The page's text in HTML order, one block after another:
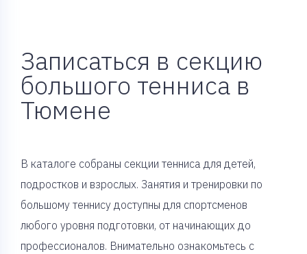
Записаться в секцию
большого тенниса в
Тюмене
В каталоге собраны секции тенниса для детей,
подростков и взрослых. Занятия и тренировки по
большому теннису доступны для спортсменов
любого уровня подготовки, от начинающих до
профессионалов. Внимательно ознакомьтесь с